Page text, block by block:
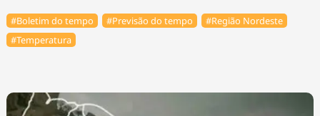
#Boletim do tempo #Previsão do tempo
#Região Nordeste
#Temperatura